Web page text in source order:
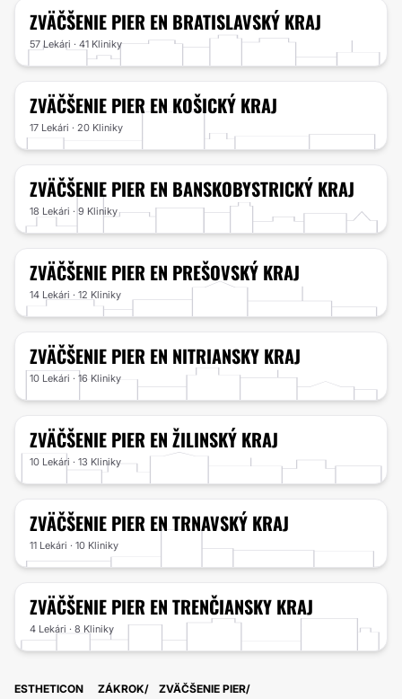
ZVÄČŠENIE PIER EN BRATISLAVSKÝ KRAJ
57 Lekári · 41 Kliniky
ZVÄČŠENIE PIEREN KOŠICKÝ KRAJ
17 Lekári · 20 Kliniky
ZVÄČŠENIE PIER EN BANSKOBYSTRICKÝ KRAJ
18 Lekári · 9 Kliniky
ZVÄČŠENIE PIER EN PREŠOVSKÝ KRAJ
14 Lekári · 12 Kliniky
ZVÄČŠENIE PIER EN NITRIANSKY KRAJ
10 Lekári · 16 Kliniky
ZVÄČŠENIE PIER EN ŽILINSKÝ KRAJ
10 Lekári · 13 Kliniky
ZVÄČŠENIE PIER EN TRNAVSKÝ KRAJ
11 Lekári · 10 Kliniky
ZVÄČŠENIE PIER EN TRENČIANSKY KRAJ
4 Lekári · 8 Kliniky
ESTHETICON ZÁKROK ZVÄČŠENIE PIER